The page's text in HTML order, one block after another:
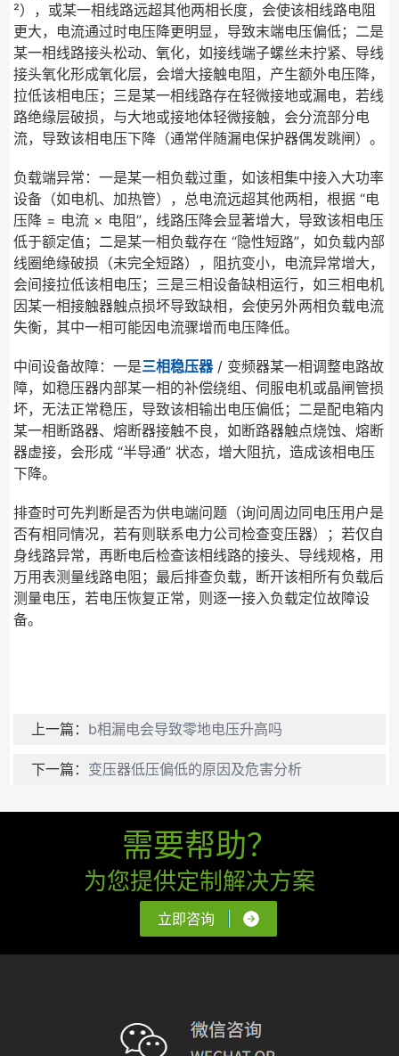
²），或某一相线路远超其他两相长度，会使该相线路电阻
更大，电流通过时电压降更明显，导致末端电压偏低；二是
某一相线路接头松动、氧化，如接线端子螺丝未拧紧、导线
接头氧化形成氧化层，会增大接触电阻，产生额外电压降，
拉低该相电压；三是某一相线路存在轻微接地或漏电，若线
路绝缘层破损，与大地或接地体轻微接触，会分流部分电
流，导致该相电压下降（通常伴随漏电保护器偶发跳闸）。
负载端异常：一是某一相负载过重，如该相集中接入大功率
设备（如电机、加热管），总电流远超其他两相，根据 “电
压降 = 电流 × 电阻”，线路压降会显著增大，导致该相电压
低于额定值；二是某一相负载存在 “隐性短路”，如负载内部
线圈绝缘破损（未完全短路），阻抗变小，电流异常增大，
会间接拉低该相电压；三是三相设备缺相运行，如三相电机
因某一相接触器触点损坏导致缺相，会使另外两相负载电流
失衡，其中一相可能因电流骤增而电压降低。
中间设备故障：一是三相稳压器/ 变频器某一相调整电路故
障，如稳压器内部某一相的补偿绕组、伺服电机或晶闸管损
坏，无法正常稳压，导致该相输出电压偏低；二是配电箱内
某一相断路器、熔断器接触不良，如断路器触点烧蚀、熔断
器虚接，会形成 “半导通” 状态，增大阻抗，造成该相电压
下降。
排查时可先判断是否为供电端问题（询问周边同电压用户是
否有相同情况，若有则联系电力公司检查变压器）；若仅自
身线路异常，再断电后检查该相线路的接头、导线规格，用
万用表测量线路电阻；最后排查负载，断开该相所有负载后
测量电压，若电压恢复正常，则逐一接入负载定位故障设
备。
上一篇： b相漏电会导致零地电压升高吗
下一篇： 变压器低压偏低的原因及危害分析
需要帮助？
为您提供定制解决方案
立即咨询